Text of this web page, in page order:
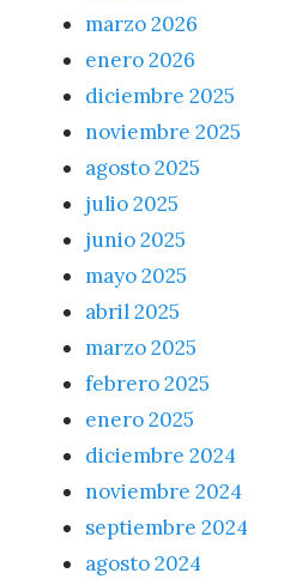
marzo 2026
enero 2026
diciembre 2025
noviembre 2025
agosto 2025
julio 2025
junio 2025
mayo 2025
abril 2025
marzo 2025
febrero 2025
enero 2025
diciembre 2024
noviembre 2024
septiembre 2024
agosto 2024